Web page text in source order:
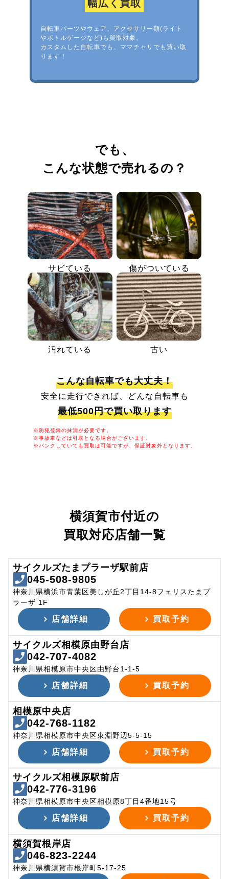
幅広く買取
自転車パーツやウェア、アクセサリー類(ライト
やボトルゲージなど)も買取対象。
カスタムした自転車でも、ママチャリでも買い取
ります！
でも、
こんな状態で売れるの？
サビている 傷がついている
汚れている 古い
こんな自転車でも大丈夫！
安全に走行できれば、どんな自転車も
最低500円で買い取ります
※防犯登録の抹消が必要です。
※事故車などは引取となる場合がございます。
※パンクしていても買取は可能ですが、保証対象外となります。
横須賀市付近の
買取対応店舗一覧
サイクルズたまプラーザ駅前店
045-508-9805
神奈川県横浜市青葉区美しが丘2丁目14-8フェリスたまプ
ラーザ 1F
店舗詳細 買取予約
サイクルズ相模原由野台店
042-707-4082
神奈川県相模原市中央区由野台1-1-5
店舗詳細 買取予約
相模原中央店
042-768-1182
神奈川県相模原市中央区東淵野辺5-5-15
店舗詳細 買取予約
サイクルズ相模原駅前店
042-776-3196
神奈川県相模原市中央区相模原8丁目4番地15号
店舗詳細 買取予約
横須賀根岸店
046-823-2244
神奈川県横須賀市根岸町5-17-25